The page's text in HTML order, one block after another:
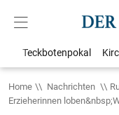
Teckbotenpokal
Home Nachrichten
Erzieherinnen